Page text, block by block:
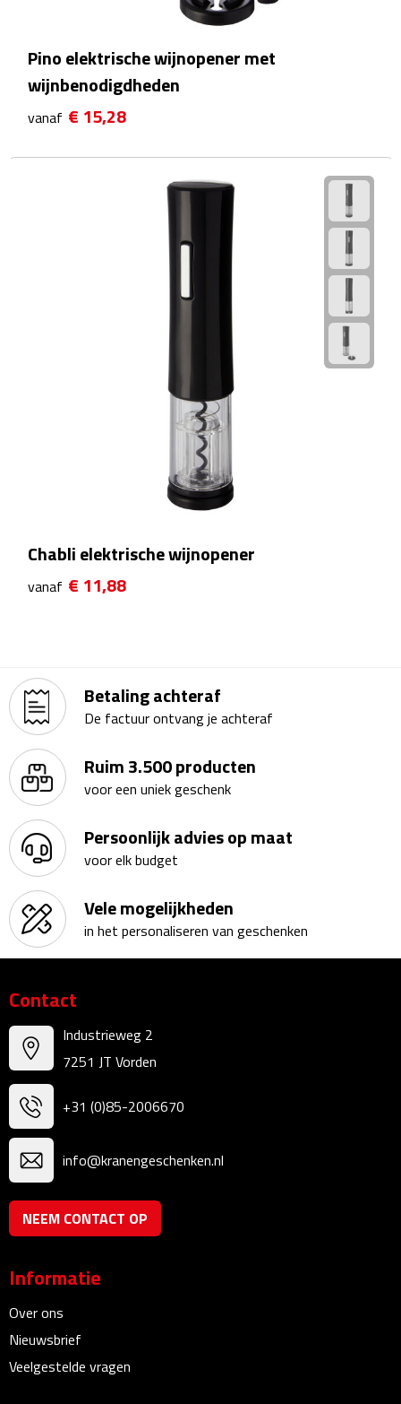
Paspoorthouders
Rijbewijs- & kentekenhoezen
Fietsbellen
Fietstassen
Fiets telefoonhouders
Fietspompen
Fietssloten
Fietsverlichting
Drinkwaren
Drinkbekers
Bekers
Plastic bekers
Reisbekers
Drinkflessen
Pino elektrische wijnopener met
wijnbenodigdheden
vanaf € 15,28
Chabli elektrische wijnopener
vanaf € 11,88
Betaling achteraf
De factuur ontvang je achteraf
Ruim 3.500 producten
voor een uniek geschenk
Persoonlijk advies op maat
voor elk budget
Vele mogelijkheden
in het personaliseren van geschenken
Contact
Industrieweg 2
7251 JT Vorden
+31 (0)85-2006670
info@kranengeschenken.nl
NEEM CONTACT OP
Informatie
Over ons
Nieuwsbrief
Veelgestelde vragen